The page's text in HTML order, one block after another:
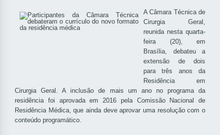
A Câmara Técnica de
Cirurgia Geral,
reunida nesta quarta-
feira (20), em
Brasília, debateu a
extensão de dois
para três anos da
Residência em
Cirurgia Geral. A inclusão de mais um ano no programa da
residência foi aprovada em 2016 pela Comissão Nacional de
Residência Médica, que ainda deve aprovar uma resolução com o
conteúdo programático.